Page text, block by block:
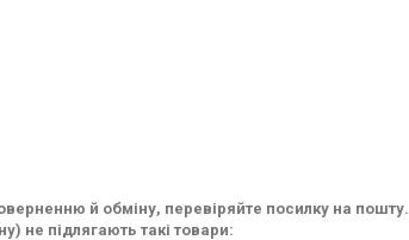
й обміну, перевіряйте посилку на пошту.
не підлягають такі товари: